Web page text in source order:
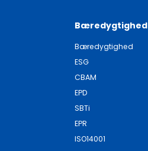
Bæredygtighed
Bæredygtighed
ESG
CBAM
EPD
SBTi
EPR
ISO14001